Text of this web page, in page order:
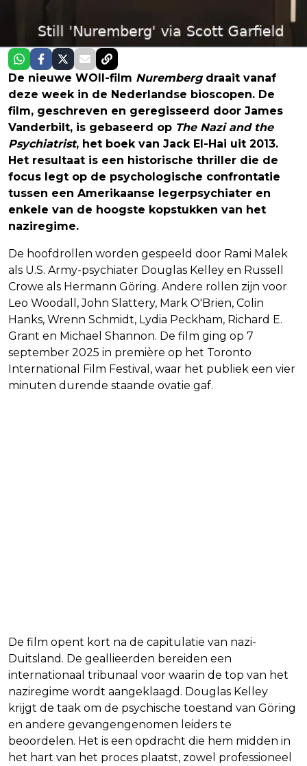
De nieuwe WOII-film Nurembergdraait vanaf
deze week in de Nederlandse bioscopen. De
film, geschreven en geregisseerd door James
Vanderbilt, is gebaseerd op The Nazi and the
Psychiatrist, het boek van Jack El-Hai uit 2013.
Het resultaat is een historische thriller die de
focus legt op de psychologische confrontatie
tussen een Amerikaanse legerpsychiater en
enkele van de hoogste kopstukken van het
naziregime.
De hoofdrollen worden gespeeld door Rami Malek
als U.S. Army-psychiater Douglas Kelley en Russell
Crowe als Hermann Göring. Andere rollen zijn voor
Leo Woodall, John Slattery, Mark O'Brien, Colin
Hanks, Wrenn Schmidt, Lydia Peckham, Richard E.
Grant en Michael Shannon. De film ging op 7
september 2025 in première op het Toronto
International Film Festival, waar het publiek een vier
minuten durende staande ovatie gaf.
De film opent kort na de capitulatie van nazi-
Duitsland. De geallieerden bereiden een
internationaal tribunaal voor waarin de top van het
naziregime wordt aangeklaagd. Douglas Kelley
krijgt de taak om de psychische toestand van Göring
en andere gevangengenomen leiders te
beoordelen. Het is een opdracht die hem midden in
het hart van het proces plaatst, zowel professioneel